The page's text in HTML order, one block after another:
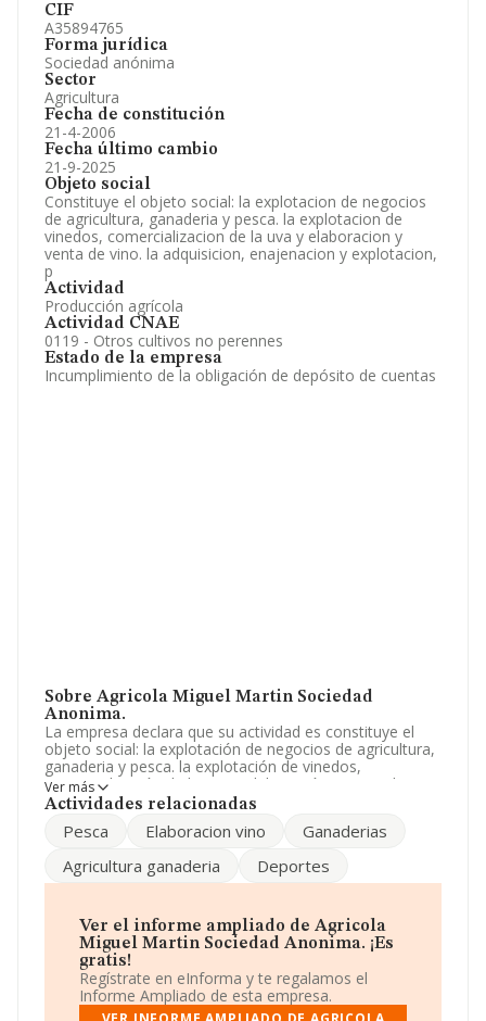
CIF
A35894765
Forma jurídica
Sociedad anónima
Sector
Agricultura
Fecha de constitución
21-4-2006
Fecha último cambio
21-9-2025
Objeto social
Constituye el objeto social: la explotacion de negocios
de agricultura, ganaderia y pesca. la explotacion de
vinedos, comercializacion de la uva y elaboracion y
venta de vino. la adquisicion, enajenacion y explotacion,
p
Actividad
Producción agrícola
Actividad CNAE
0119 - Otros cultivos no perennes
Estado de la empresa
Incumplimiento de la obligación de depósito de cuentas
Sobre Agricola Miguel Martin Sociedad
Anonima.
La empresa declara que su actividad es constituye el
objeto social: la explotación de negocios de agricultura,
ganaderia y pesca. la explotación de vinedos,
comercialización de la uva y elaboración y venta de vino.
la adquisición, enajenación y explotación, p. La empresa
CNAE es 'Otros cultivos no perennes' con código 0119.
La empresaAgrícola Miguel Martin Sociedad
Las Quemadas núm. 12, (35560), La Vegueta, en Las
Palmas, Islas Canarias.
Con los datos a disposición de INFORMA sobre 4.711
empresas pertenecientes al sector, en el ámbito
nacional la facturación alcanza la cifra de 647 millones
Ver más
Actividades relacionadas
Pesca Elaboracion vino
Ganaderias
Agricultura ganaderia
Deportes
Ver el informe ampliado de Agricola
Miguel Martin Sociedad Anonima. ¡Es
gratis!
Regístrate en eInforma y te regalamos el
Informe Ampliado de esta empresa.